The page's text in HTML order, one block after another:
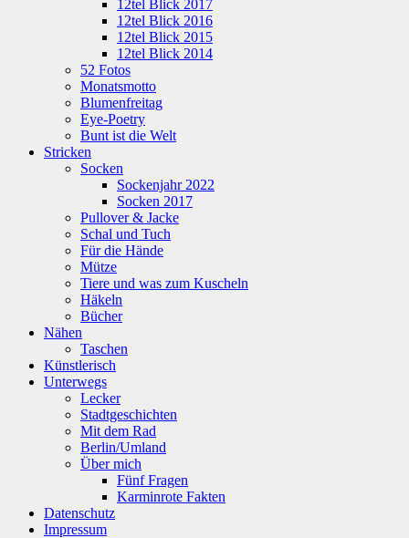
12tel Blick 2017
12tel Blick 2016
12tel Blick 2015
12tel Blick 2014
52 Fotos
Monatsmotto
Blumenfreitag
Eye-Poetry
Bunt ist die Welt
Stricken
Socken
Sockenjahr 2022
Socken 2017
Pullover & Jacke
Schal und Tuch
Für die Hände
Mütze
Tiere und was zum Kuscheln
Häkeln
Bücher
Nähen
Taschen
Künstlerisch
Unterwegs
Lecker
Stadtgeschichten
Mit dem Rad
Berlin/Umland
Über mich
Fünf Fragen
Karminrote Fakten
Datenschutz
Impressum